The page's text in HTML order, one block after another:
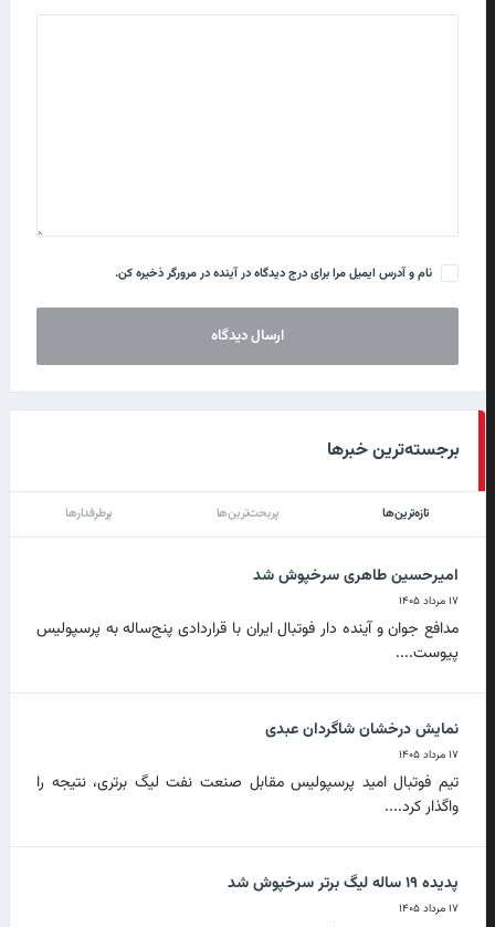
نام و آدرس ایمیل مرا برای درج دیدگاه در آینده در مرورگر ذخیره کن.
برجسته‌ترین خبرها
تازه‌ترین‌ها پربحث‌ترین‌ها پرطرفدارها
امیرحسین طاهری سرخپوش شد
۱۷ مرداد ۱۴۰۵
مدافع جوان و آینده دار فوتبال ایران با قراردادی پنج‌ساله به پرسپولیس
پیوست....
نمایش درخشان شاگردان عبدی
۱۷ مرداد ۱۴۰۵
تیم فوتبال امید پرسپولیس مقابل صنعت نفت لیگ برتری، نتیجه را
واگذار کرد....
پدیده ۱۹ ساله لیگ برتر سرخپوش شد
۱۷ مرداد ۱۴۰۵